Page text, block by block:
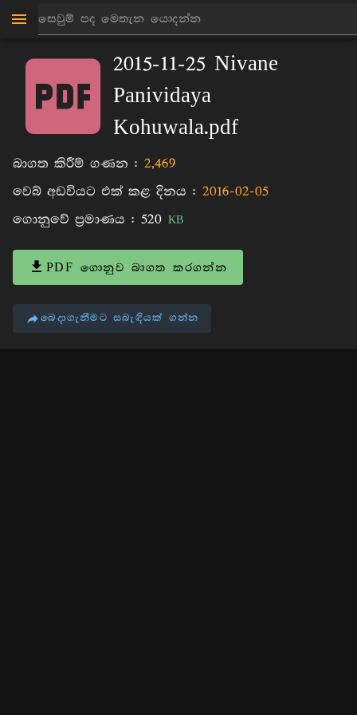
2015-11-25 Nivane
Panividaya
Kohuwala.pdf
බාගත කිරීම් ගණන : 2,469
වෙබ් අඩවියට එක් කළ දිනය : 2016-02-05
ගොනුවේ ප්‍රමාණය : 520 KB
PDF ගොනුව බාගත කරගන්න
බෙදාගැනීමට සබැඳියක් ගන්න